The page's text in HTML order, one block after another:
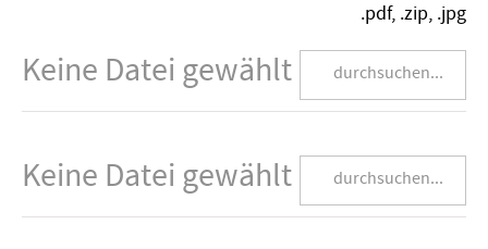
.pdf, .zip, .jpg
Keine Datei gewählt durchsuchen...
Keine Datei gewählt durchsuchen...